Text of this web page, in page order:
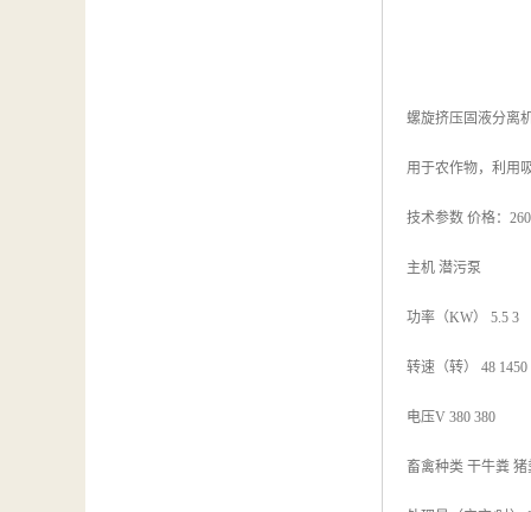
螺旋挤压固液分离
用于农作物，利用
技术参数 价格：
主机 潜污泵
功率（KW） 5.5 3
转速（转） 48 1450
电压V 380 380
畜禽种类 干牛粪